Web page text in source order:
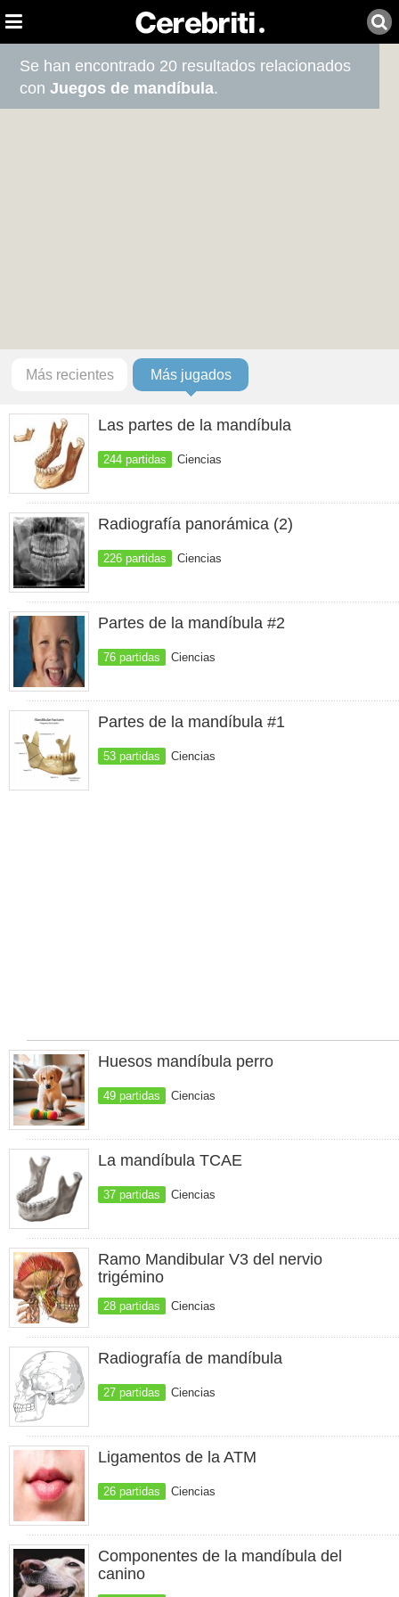
Se han encontrado 20 resultados relacionados
conJuegos de mandíbula.
Más recientes Más jugados
Las partes de la mandíbula
244 partidas Ciencias
Radiografía panorámica (2)
226 partidas Ciencias
Partes de la mandíbula #2
76 partidas Ciencias
Partes de la mandíbula #1
53 partidas Ciencias
Huesos mandíbula perro
49 partidas Ciencias
La mandíbula TCAE
37 partidas Ciencias
Ramo Mandibular V3 del nervio
trigémino
28 partidas Ciencias
Radiografía de mandíbula
27 partidas Ciencias
Ligamentos de la ATM
26 partidas Ciencias
Componentes de la mandíbula del
canino